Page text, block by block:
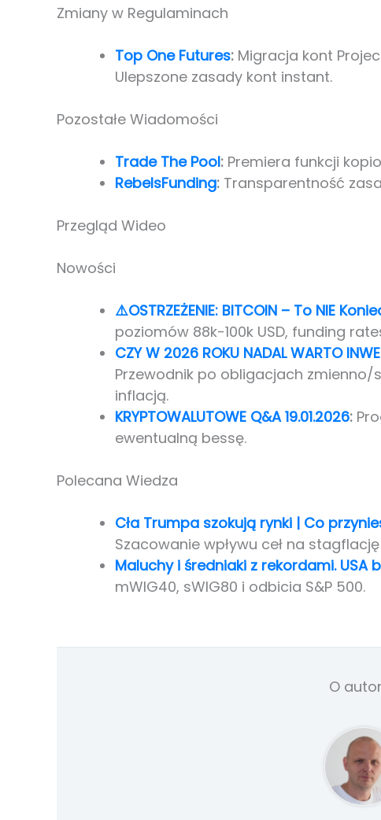
Zmiany w Regulaminach
Top One Futures: Migracja kont
Ulepszone zasady kont instant.
Pozostałe Wiadomości
Trade The Pool: Premiera funkcji
RebelsFunding: Transparentność
Przegląd Wideo
Nowości
⚠️OSTRZEŻENIE: BITCOIN – To NIE
poziomów 88k-100k USD, funding
CZY W 2026 ROKU NADAL WARTO
Przewodnik po obligacjach
inflacją.
KRYPTOWALUTOWE Q&A 19.01.2026:
ewentualną bessę.
Polecana Wiedza
Cła Trumpa szokują rynki | Co
Szacowanie wpływu ceł na
Maluchy i średniaki z rekordami. USA
mWIG40, sWIG80 i odbicia S&P 500.
O